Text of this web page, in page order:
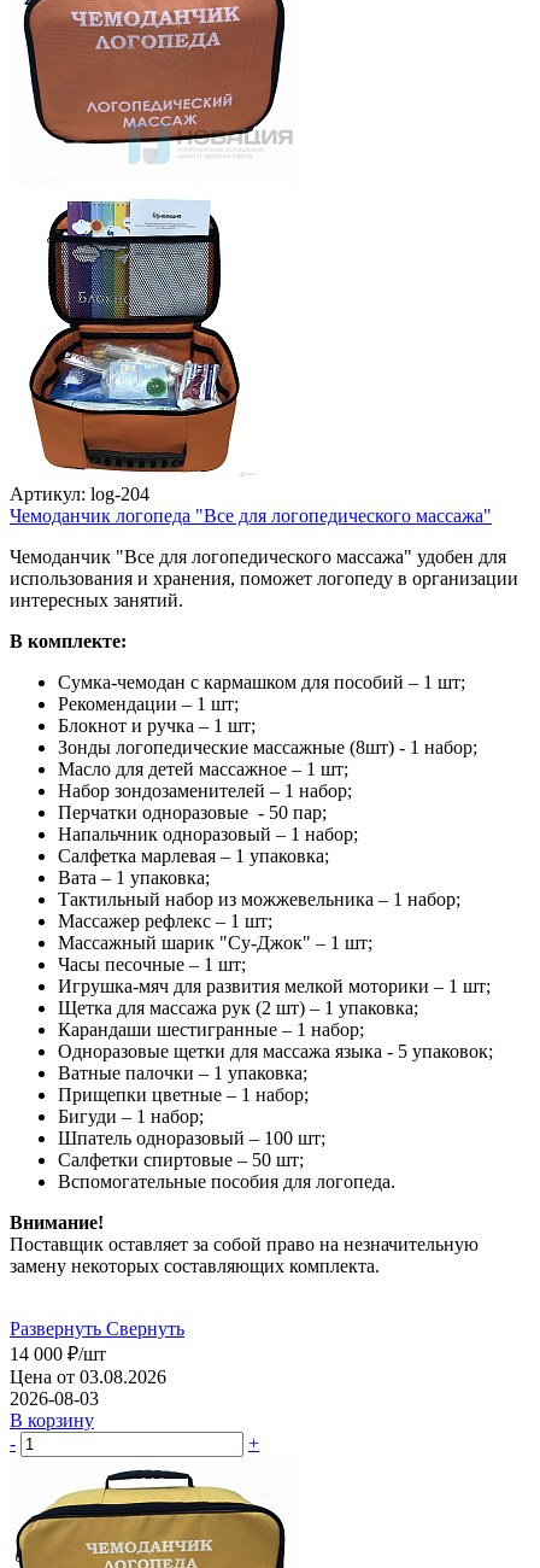
Артикул: log-204
Чемоданчик логопеда "Все для логопедического массажа"
Чемоданчик "Все для логопедического массажа" удобен для
использования и хранения, поможет логопеду в организации
интересных занятий.
В комплекте:
Сумка-чемодан с кармашком для пособий – 1 шт;
Рекомендации – 1 шт;
Блокнот и ручка – 1 шт;
Зонды логопедические массажные (8шт) - 1 набор;
Масло для детей массажное – 1 шт;
Набор зондозаменителей – 1 набор;
Перчатки одноразовые - 50 пар;
Напальчник одноразовый – 1 набор;
Салфетка марлевая – 1 упаковка;
Вата – 1 упаковка;
Тактильный набор из можжевельника – 1 набор;
Массажер рефлекс – 1 шт;
Массажный шарик "Су-Джок" – 1 шт;
Часы песочные – 1 шт;
Игрушка-мяч для развития мелкой моторики – 1 шт;
Щетка для массажа рук (2 шт) – 1 упаковка;
Карандаши шестигранные – 1 набор;
Одноразовые щетки для массажа языка - 5 упаковок;
Ватные палочки – 1 упаковка;
Прищепки цветные – 1 набор;
Бигуди – 1 набор;
Шпатель одноразовый – 100 шт;
Салфетки спиртовые – 50 шт;
Вспомогательные пособия для логопеда.
Внимание!
Поставщик оставляет за собой право на незначительную
замену некоторых составляющих комплекта.
Развернуть Свернуть
14 000 ₽/шт
Цена от 03.08.2026
2026-08-03
В корзину
-
+